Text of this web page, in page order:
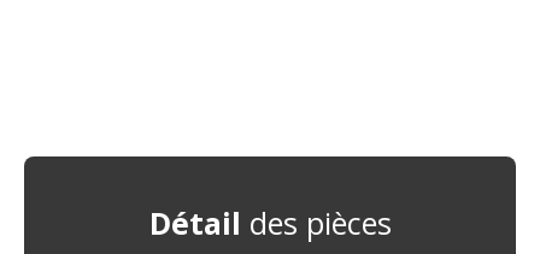
Détail des pièces